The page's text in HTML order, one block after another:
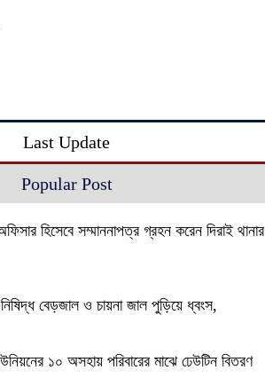
Last Update
Popular Post
হিসেবে সম্মাননাপত্র গ্রহন করেন দিরাই থানার
বেড়জাল ও চায়না জাল পুড়িয়ে ধ্বংস,
১০ অসহায় পরিবারের মাঝে ঢেউটিন বিতরণ